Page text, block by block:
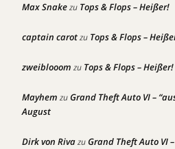
Max Snakezu Tops & Flops – Heißer!
captain carotzu Tops & Flops –
zweiblooom zu Tops & Flops – Heißer!
Mayhem zuGrand Theft Auto VI –
August
Dirk von RivazuGrand Theft Auto VI